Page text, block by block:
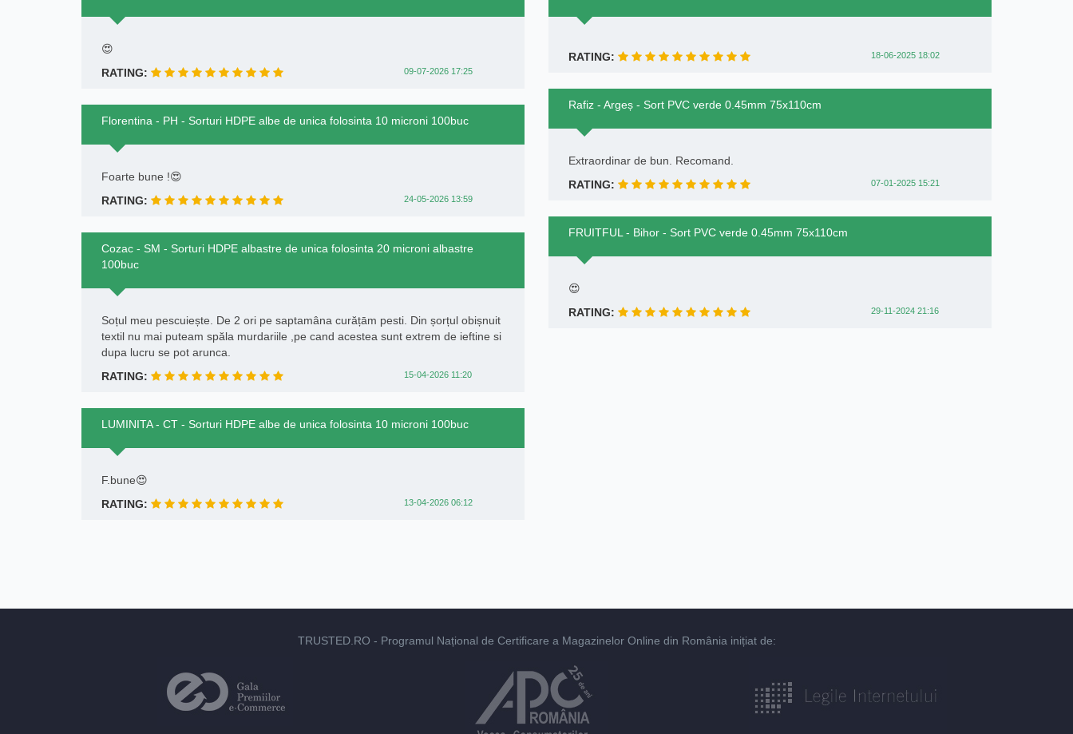
😍
RATING:
09-07-2026 17:25
Florentina - PH - Sorturi HDPE albe de unica folosinta 10 microni 100buc
Foarte bune !😍
RATING:
24-05-2026 13:59
Cozac - SM - Sorturi HDPE albastre de unica folosinta 20 microni albastre
100buc
Soțul meu pescuiește. De 2 ori pe saptamâna curățām pesti. Din șorțul obișnuit
textil nu mai puteam spăla murdariile ,pe cand acestea sunt extrem de ieftine si
dupa lucru se pot arunca.
RATING:
15-04-2026 11:20
LUMINITA - CT - Sorturi HDPE albe de unica folosinta 10 microni 100buc
F.bune😍
RATING:
13-04-2026 06:12
RATING: 18-06-2025 18:02
Rafiz - Argeș - Sort PVC verde 0.45mm 75x110cm
Extraordinar de bun. Recomand.
RATING:
07-01-2025 15:21
FRUITFUL - Bihor - Sort PVC verde 0.45mm 75x110cm
😍
RATING:
29-11-2024 21:16
TRUSTED.RO - Programul Național de Certificare a Magazinelor Online din România inițiat de: